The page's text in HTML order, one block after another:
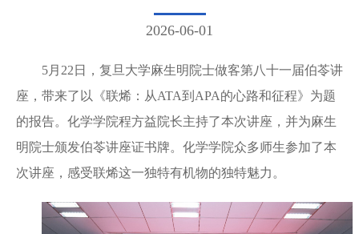
2026-06-01
5月22日，复旦大学麻生明院士做客第八十一届伯苓讲
座，带来了以《联烯：从ATA到APA的心路和征程》为题
的报告。化学学院程方益院长主持了本次讲座，并为麻生
明院士颁发伯苓讲座证书牌。化学学院众多师生参加了本
次讲座，感受联烯这一独特有机物的独特魅力。